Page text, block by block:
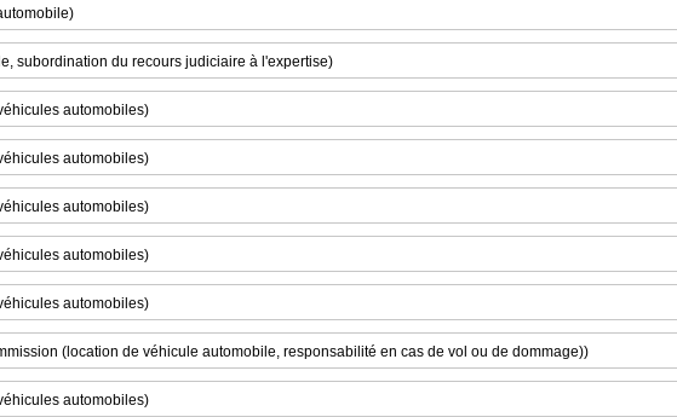
subordination du recours judiciaire à l'expertise)
automobiles)
automobiles)
automobiles)
automobiles)
automobiles)
(location de véhicule automobile, responsabilité en cas de vol ou de dommage))
automobiles)